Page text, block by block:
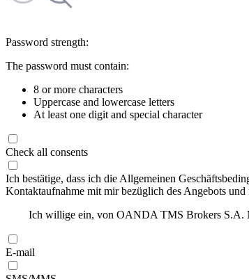
Password strength:
The password must contain:
8 or more characters
Uppercase and lowercase letters
At least one digit and special character
Check all consents
Ich bestätige, dass ich die Allgemeinen
Kontaktaufnahme mit mir bezüglich des Angebots
Ich willige ein, von OANDA TMS Brokers S.A.
E-mail